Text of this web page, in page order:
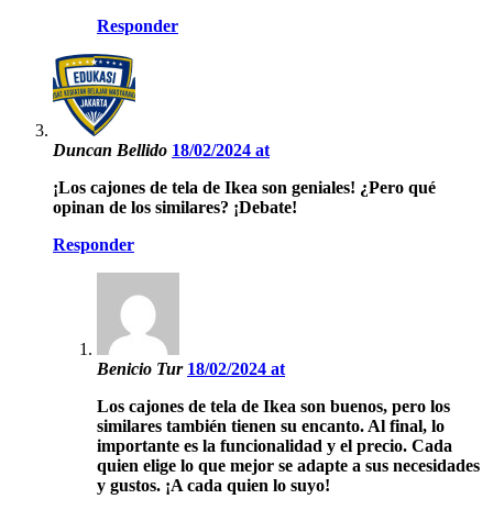
Responder
Duncan Bellido 18/02/2024 at
¡Los cajones de tela de Ikea son geniales! ¿Pero qué
opinan de los similares? ¡Debate!
Responder
Benicio Tur 18/02/2024 at
Los cajones de tela de Ikea son buenos, pero los
similares también tienen su encanto. Al final, lo
importante es la funcionalidad y el precio. Cada
quien elige lo que mejor se adapte a sus necesidades
y gustos. ¡A cada quien lo suyo!